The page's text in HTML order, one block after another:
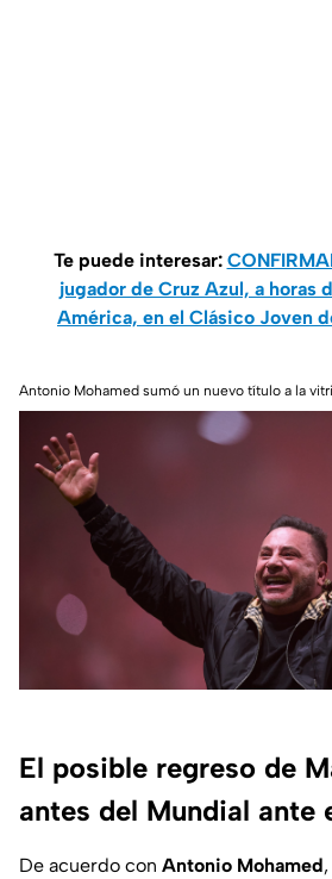
Te puede interesar:
jugador de Cruz Azul, a horas
América, en el Clásico Joven
Antonio Mohamed sumó un nuevo título a la
El posible regreso de
antes del Mundial ante
De acuerdo con Antonio Mohamed